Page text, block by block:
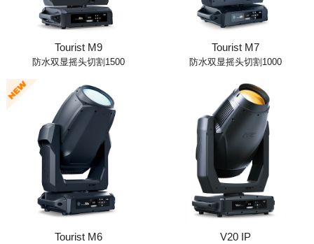
Tourist M9
防水双显摇头切割1500
Tourist M7
防水双显摇头切割1000
Tourist M6 V20 IP